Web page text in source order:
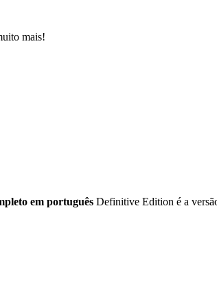
mais!
em português Definitive Edition é a